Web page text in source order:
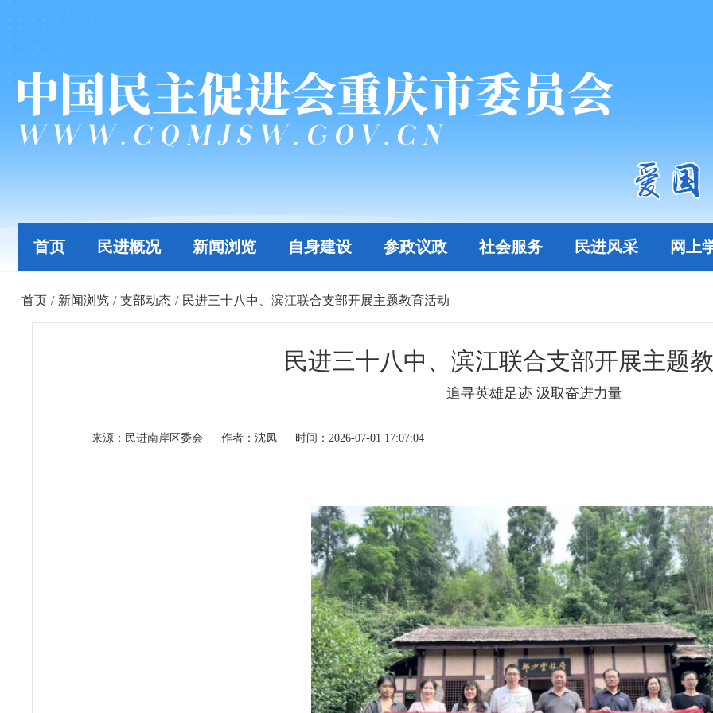
首页 民进概况 新闻浏览 自身建设 参政议政 社会服务 民进风采 网上
首页 / 新闻浏览 / 支部动态 / 民进三十八中、滨江联合支部开展主题教育活动
民进三十八中、滨江联合支部开展主题
追寻英雄足迹 汲取奋进力量
来源：民进南岸区委会 作者：沈凤 时间：2026-07-01 17:07:04